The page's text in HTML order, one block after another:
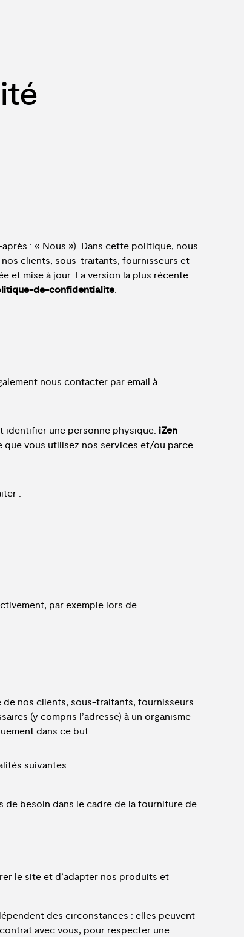
: « Nous »). Dans cette politique, nous
clients, sous-traitants, fournisseurs et
et mise à jour. La version la plus récente
de-confidentialite.
nous contacter par email à
identifier une personne physique.iZen
vous utilisez nos services et/ou parce
:
par exemple lors de
nos clients, sous-traitants, fournisseurs
(y compris l’adresse) à un organisme
dans ce but.
suivantes :
de besoin dans le cadre de la fourniture de
le site et d’adapter nos produits et
des circonstances : elles peuvent
avec vous, pour respecter une